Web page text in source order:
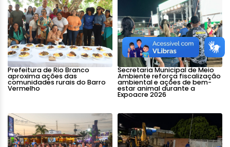
Prefeitura de Rio Branco
aproxima ações das
comunidades rurais do Barro
Vermelho
Secretaria Municipal de Meio
Ambiente reforça fiscalização
ambiental e ações de bem-
estar animal durante a
Expoacre 2026